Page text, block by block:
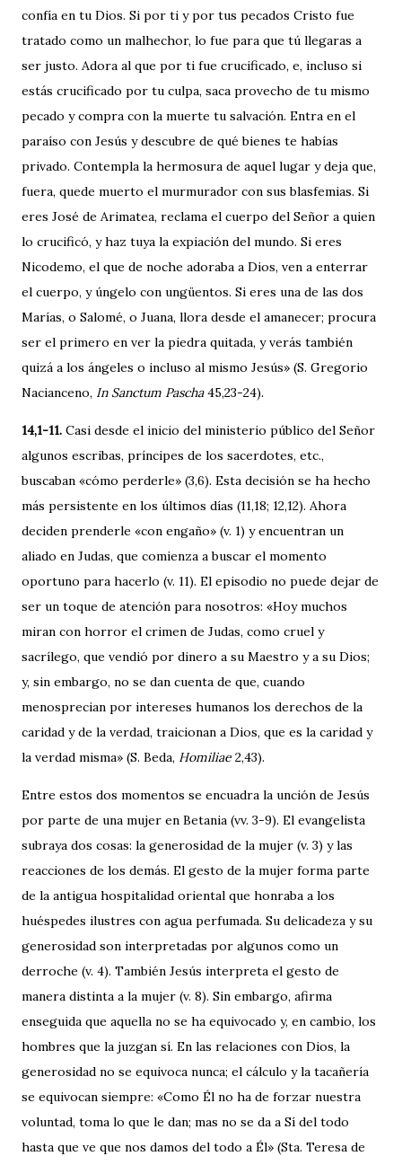
confía en tu Dios. Si por ti y por tus pecados Cristo fue
tratado como un malhechor, lo fue para que tú llegaras a
ser justo. Adora al que por ti fue crucificado, e, incluso si
estás crucificado por tu culpa, saca provecho de tu mismo
pecado y compra con la muerte tu salvación. Entra en el
paraíso con Jesús y descubre de qué bienes te habías
privado. Contempla la hermosura de aquel lugar y deja que,
fuera, quede muerto el murmurador con sus blasfemias. Si
eres José de Arimatea, reclama el cuerpo del Señor a quien
lo crucificó, y haz tuya la expiación del mundo. Si eres
Nicodemo, el que de noche adoraba a Dios, ven a enterrar
el cuerpo, y úngelo con ungüentos. Si eres una de las dos
Marías, o Salomé, o Juana, llora desde el amanecer; procura
ser el primero en ver la piedra quitada, y verás también
quizá a los ángeles o incluso al mismo Jesús» (S. Gregorio
Nacianceno, In Sanctum Pascha45,23-24).
14,1-11. Casi desde el inicio del ministerio público del Señor
algunos escribas, príncipes de los sacerdotes, etc.,
buscaban «cómo perderle» (3,6). Esta decisión se ha hecho
más persistente en los últimos días (11,18; 12,12). Ahora
deciden prenderle «con engaño» (v. 1) y encuentran un
aliado en Judas, que comienza a buscar el momento
oportuno para hacerlo (v. 11). El episodio no puede dejar de
ser un toque de atención para nosotros: «Hoy muchos
miran con horror el crimen de Judas, como cruel y
sacrílego, que vendió por dinero a su Maestro y a su Dios;
y, sin embargo, no se dan cuenta de que, cuando
menosprecian por intereses humanos los derechos de la
caridad y de la verdad, traicionan a Dios, que es la caridad y
la verdad misma» (S. Beda, Homiliae 2,43).
Entre estos dos momentos se encuadra la unción de Jesús
por parte de una mujer en Betania (vv. 3-9). El evangelista
subraya dos cosas: la generosidad de la mujer (v. 3) y las
reacciones de los demás. El gesto de la mujer forma parte
de la antigua hospitalidad oriental que honraba a los
huéspedes ilustres con agua perfumada. Su delicadeza y su
generosidad son interpretadas por algunos como un
derroche (v. 4). También Jesús interpreta el gesto de
manera distinta a la mujer (v. 8). Sin embargo, afirma
enseguida que aquella no se ha equivocado y, en cambio, los
hombres que la juzgan sí. En las relaciones con Dios, la
generosidad no se equivoca nunca; el cálculo y la tacañería
se equivocan siempre: «Como Él no ha de forzar nuestra
voluntad, toma lo que le dan; mas no se da a Sí del todo
hasta que ve que nos damos del todo a Él» (Sta. Teresa de